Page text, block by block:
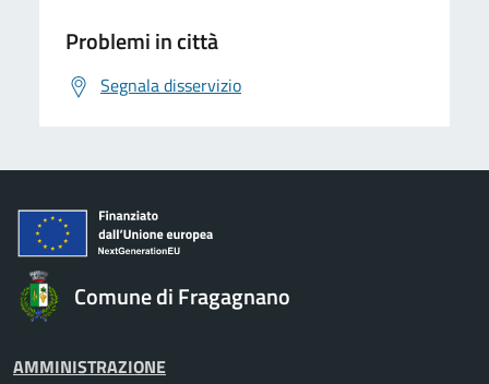
Problemi in città
Segnala disservizio
Comune di Fragagnano
AMMINISTRAZIONE